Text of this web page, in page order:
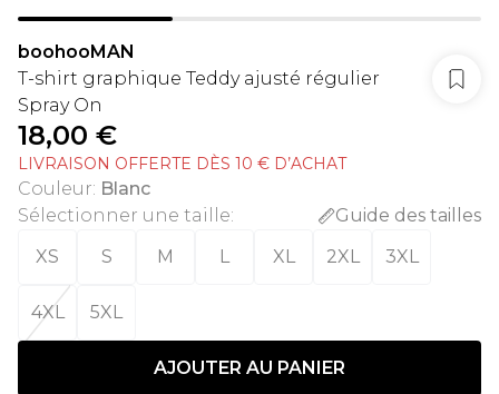
boohooMAN
T-shirt graphique Teddy ajusté régulier
Spray On
18,00 €
LIVRAISON OFFERTE DÈS 10 € D’ACHAT
Couleur: Blanc
Sélectionner une taille:
Guide des tailles
XS
S M L XL 2XL 3XL
4XL 5XL
AJOUTER AU PANIER